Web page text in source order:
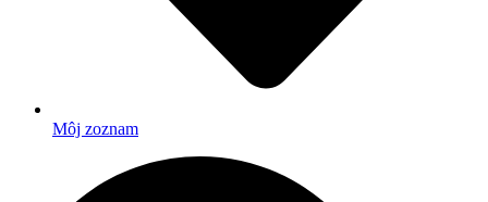
Môj zoznam